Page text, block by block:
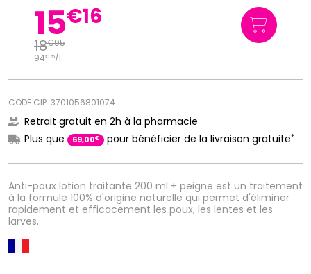
Anti-poux lotion traitante 200 ml + peigne est un traitement
à la formule 100% d'origine naturelle qui permet d'éliminer
rapidement et efficacement les poux, les lentes et les
larves.
15€16
18€95
94€75/l.
CODE CIP: 3701056801074
Retrait gratuit en 2h à la pharmacie
Plus que
69,00€ pour bénéficier de la livraison gratuite*